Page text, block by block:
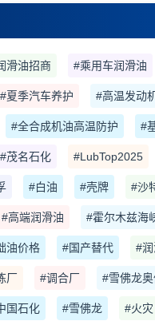
滑油招商 #乘用车润滑油
#夏季汽车养护 #高温发动
#全合成机油高温防护 #
#茂名石化 #LubTop2025
#白油 #壳牌 #沙
#高端润滑油 #霍尔木兹海
油价格 #国产替代 #
厂 #调合厂 #雪佛龙
国石化 #雪佛龙 #火灾